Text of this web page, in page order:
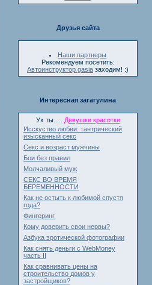
Друзья сайта
Наши партнеры
Рекомендуем посетить:
Автоинструктор gasia заходим! :)
Интересная загагулина
Ух ты.....
Девушки красотки
Исскуство любви: тантрический
изысканный секс
Секс и возраст мужчины
Бои без правил
Молчаливый муж
СЕКС ВО ВРЕМЯ
БЕРЕМЕННОСТИ
Как не остыть к любимой спустя
года?
Фингеринг
Кому доверить свои нервы?
Азбука эротической фотографии
Как снять деньги с WebMoney
часть II
Как сравнивать цены на
строительство домов у
застройщиков?